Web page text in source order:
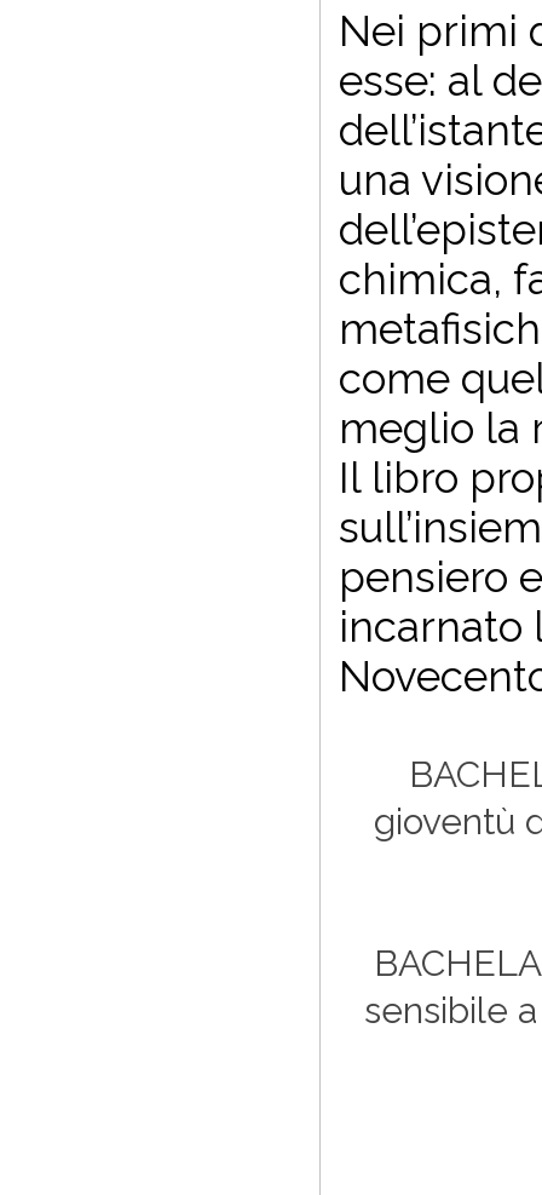
Nei primi
esse: al
una
chimica,
come
meglio la
Il libro
pensiero
incarnato
gioventù
sensibile